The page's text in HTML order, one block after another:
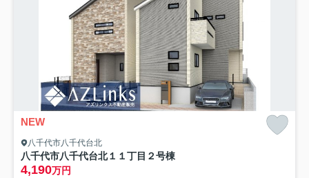
NEW
八千代市八千代台北
八千代市八千代台北１１丁目 ２号棟
4,190万円